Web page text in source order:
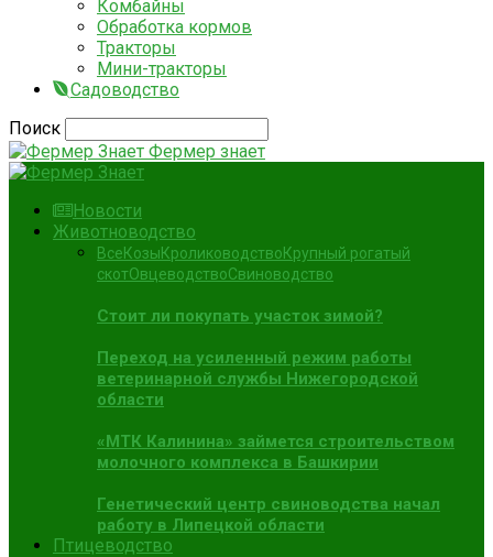
Комбайны
Обработка кормов
Тракторы
Мини-тракторы
Садоводство
Поиск
Фермер знает
Новости
Животноводство
ВсеКозыКролиководствоКрупный рогатый
скотОвцеводствоСвиноводство
Стоит ли покупать участок зимой?
Переход на усиленный режим работы
ветеринарной службы Нижегородской
области
«МТК Калинина» займется строительством
молочного комплекса в Башкирии
Генетический центр свиноводства начал
работу в Липецкой области
Птицеводство